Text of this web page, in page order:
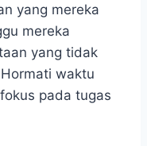
yang mereka
mereka
yang tidak
waktu
pada tugas